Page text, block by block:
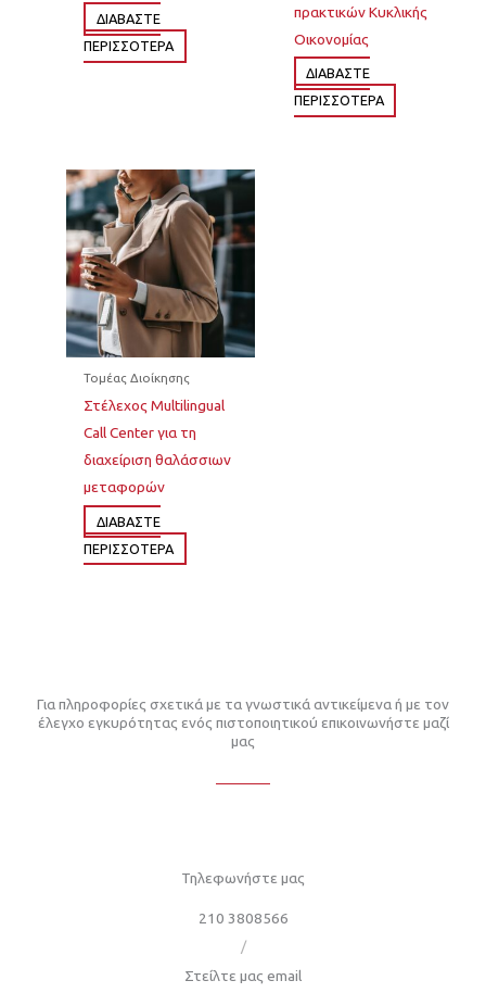
ΔΙΆΒΑΣΤΕ
ΠΕΡΙΣΣΌΤΕΡΑ
πρακτικών Κυκλικής
Οικονομίας
ΔΙΆΒΑΣΤΕ
ΠΕΡΙΣΣΌΤΕΡΑ
Τομέας Διοίκησης
Στέλεχος Multilingual
Call Center για τη
διαχείριση θαλάσσιων
μεταφορών
ΔΙΆΒΑΣΤΕ
ΠΕΡΙΣΣΌΤΕΡΑ
Για πληροφορίες σχετικά με τα γνωστικά αντικείμενα ή με τον
έλεγχο εγκυρότητας ενός πιστοποιητικού επικοινωνήστε μαζί
μας
Τηλεφωνήστε μας
210 3808566
/
Στείλτε μας email